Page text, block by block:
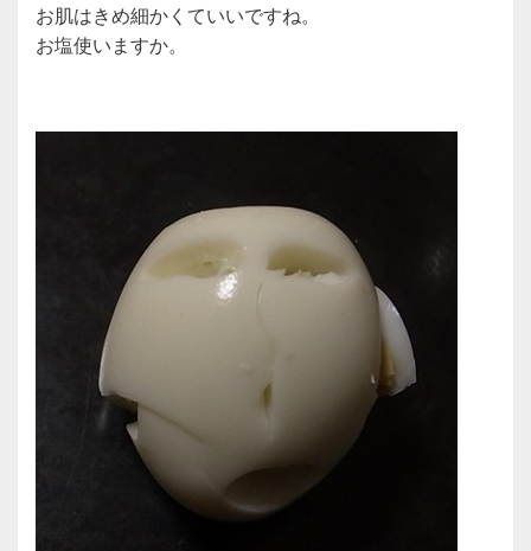
お肌はきめ細かくていいですね。
お塩使いますか。